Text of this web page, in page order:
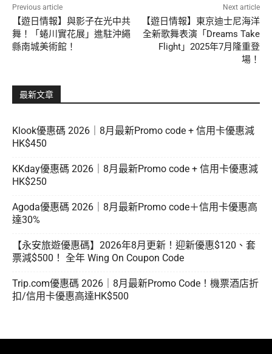
Previous article
【遊日情報】與影子在光中共
舞！「蜷川實花展」進駐沖繩
縣南城美術館！
Next article
【遊日情報】東京迪士尼海洋
全新歌舞表演「Dreams Take
Flight」2025年7月隆重登
場！
最新文章
Klook優惠碼 2026｜8月最新Promo code + 信用卡優惠減
HK$450
KKday優惠碼 2026｜8月最新Promo code + 信用卡優惠減
HK$250
Agoda優惠碼 2026｜8月最新Promo code＋信用卡優惠高
達30%
【永安旅遊優惠碼】2026年8月更新！迎新優惠$120、套
票減$500！ 全年 Wing On Coupon Code
Trip.com優惠碼 2026｜8月最新Promo Code！機票酒店折
扣/信用卡優惠高達HK$500